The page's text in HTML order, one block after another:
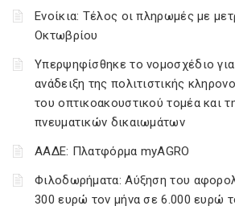
Ενοίκια: Τέλος οι πληρωμές με
Οκτωβρίου
Υπερψηφίσθηκε το νομοσχέδιο για
ανάδειξη της πολιτιστικής
του οπτικοακουστικού τομέα και
πνευματικών δικαιωμάτων
ΑΑΔΕ: Πλατφόρμα myAGRO
Φιλοδωρήματα: Αύξηση του
300 ευρώ τον μήνα σε 6.000 ευρώ